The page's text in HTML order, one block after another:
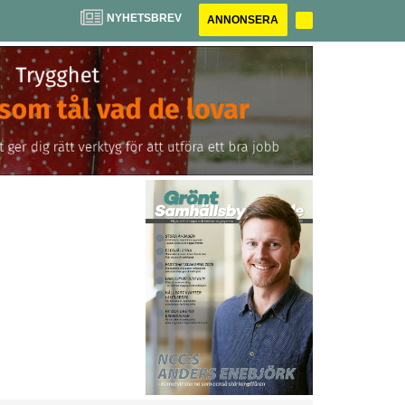
NYHETSBREV ANNONSERA